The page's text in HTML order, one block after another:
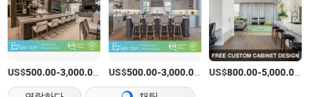
US$500.00-3,000.00 /세트
US$500.00-3,000.00 /세트
US$800.00-5,000.00 /